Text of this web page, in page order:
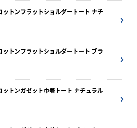
ットンフラットショルダートート ナチ
ットンフラットショルダートート ブラ
ットンガゼット巾着トート ナチュラル